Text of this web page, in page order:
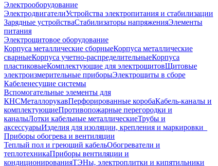
Электрооборудование
ЭлектродвигателиУстройства электропитания и стабилизации
Зарядные устройстваСтабилизаторы напряженияЭлементы
питания
Электрощитовое оборудование
Корпуса металлические сборныеКорпуса металлические
сварныеКорпуса учетно-распределительныеКорпуса
пластиковыеКомплектующие для электрощитовЩитовые
электроизмерительные приборыЭлектрощиты в сборе
Кабеленесущие системы
Вспомогательные элементы для
КНСМеталлорукавПерфорированные коробаКабель-каналы и
комплектующиеПротивопожарные перегородки и
каналыЛотки кабельные металлическиеТрубы и
аксессуарыИзделия для изоляции, крепления и маркировки
Приборы обогрева и вентиляции
Теплый пол и греющий кабельОбогреватели и
теплотехникаПриборы вентиляции и
кондиционированияТЭНы, электроплитки и кипятильники